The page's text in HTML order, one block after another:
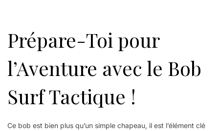
Prépare-Toi pour
l’Aventure avec le Bob
Surf Tactique !
Ce bob est bien plus qu’un simple chapeau, il est l’élément clé